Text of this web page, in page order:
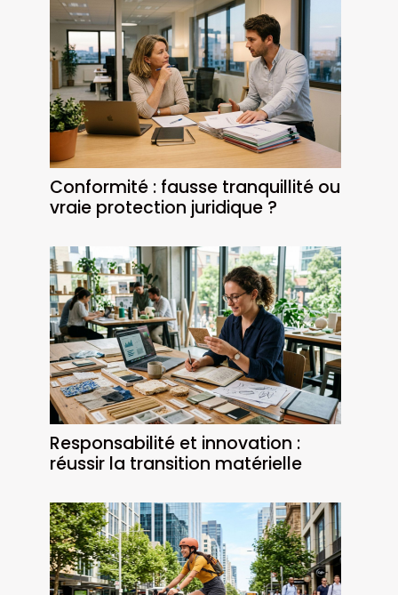
Conformité : fausse tranquillité ou
vraie protection juridique ?
Responsabilité et innovation :
réussir la transition matérielle